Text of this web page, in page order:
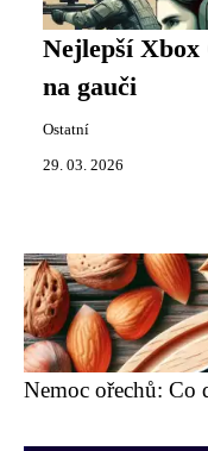
Nejlepší Xbox
na gauči
Ostatní
29. 03. 2026
Nemoc ořechů: Co